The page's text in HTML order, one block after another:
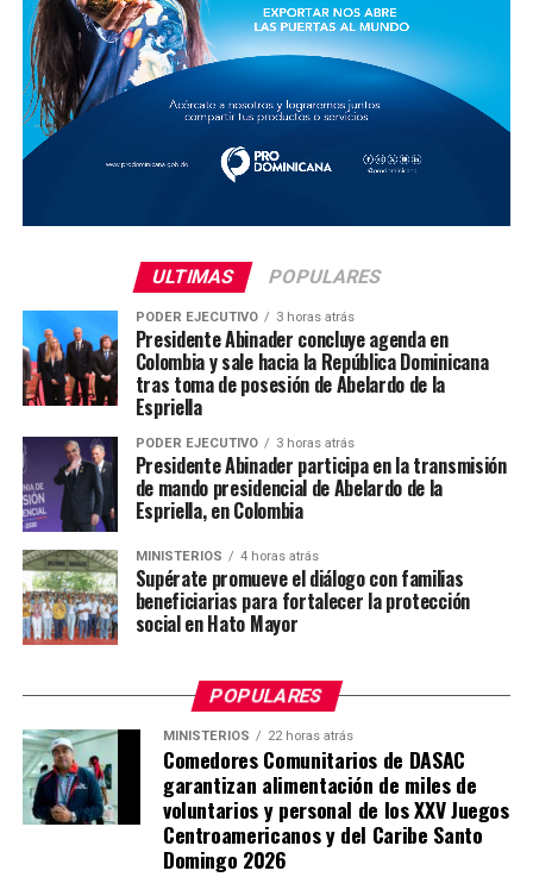
ULTIMAS POPULARES
PODER EJECUTIVO 3 horas atrás
Presidente Abinader concluye agenda en
Colombia y sale hacia la República Dominicana
tras toma de posesión de Abelardo de la
Espriella
PODER EJECUTIVO 3 horas atrás
Presidente Abinader participa en la transmisión
de mando presidencial de Abelardo de la
Espriella, en Colombia
MINISTERIOS 4 horas atrás
Supérate promueve el diálogo con familias
beneficiarias para fortalecer la protección
social en Hato Mayor
POPULARES
MINISTERIOS 22 horas atrás
Comedores Comunitarios de DASAC
garantizan alimentación de miles de
voluntarios y personal de los XXV Juegos
Centroamericanos y del Caribe Santo
Domingo 2026